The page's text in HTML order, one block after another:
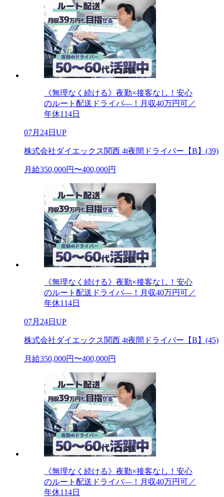
《無理なく続ける》夜勤×接客なし！安心
のルート配送ドライバ―！月収40万円可／
年休114日
07月24日UP
株式会社ダイエックス関西 4t夜間ドライバー【B】(39)
月給350,000円〜400,000円
《無理なく続ける》夜勤×接客なし！安心
のルート配送ドライバ―！月収40万円可／
年休114日
07月24日UP
株式会社ダイエックス関西 4t夜間ドライバー【B】(45)
月給350,000円〜400,000円
《無理なく続ける》夜勤×接客なし！安心
のルート配送ドライバ―！月収40万円可／
年休114日